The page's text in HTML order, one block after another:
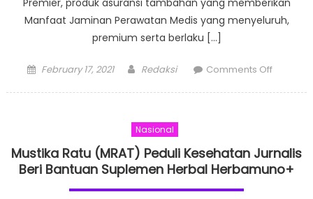
Premier, produk asuransi tambahan yang memberikan
Manfaat Jaminan Perawatan Medis yang menyeluruh,
premium serta berlaku […]
Posted
February 17, 2021 Author
Redaksi Comments Offon
Produk
Asuransi
Nasional
Mustika Ratu (MRAT) Peduli Kesehatan Jurnalis
Beri Bantuan Suplemen Herbal Herbamuno+